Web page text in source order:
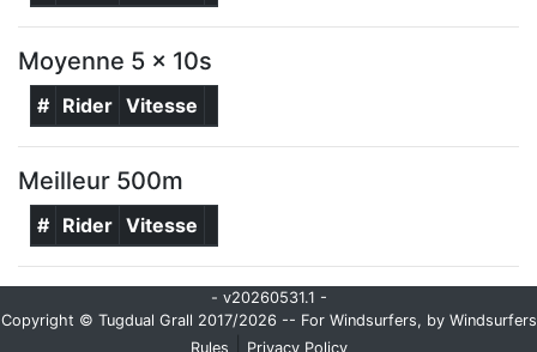
Moyenne 5 x 10s
# Rider Vitesse
Meilleur 500m
# Rider Vitesse
- v20260531.1 -
Copyright © Tugdual Grall 2017/2026 -- For Windsurfers, by Windsurfers
Rules
Privacy Policy